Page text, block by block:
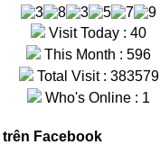
Visit Today : 40
This Month : 596
Total Visit : 383579
Who's Online : 1
Facebook